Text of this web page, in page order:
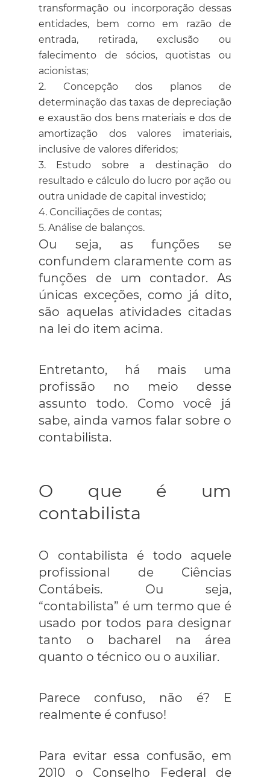
transformação ou incorporação dessas
entidades, bem como em razão de
entrada, retirada, exclusão ou
falecimento de sócios, quotistas ou
acionistas;
Concepção dos planos de
determinação das taxas de depreciação
e exaustão dos bens materiais e dos de
amortização dos valores imateriais,
inclusive de valores diferidos;
Estudo sobre a destinação do
resultado e cálculo do lucro por ação ou
outra unidade de capital investido;
Conciliações de contas;
Análise de balanços.
Ou seja, as funções se
confundem claramente com as
funções de um contador. As
únicas exceções, como já dito,
são aquelas atividades citadas
na lei do item acima.
Entretanto, há mais uma
profissão no meio desse
assunto todo. Como você já
sabe, ainda vamos falar sobre o
contabilista.
O que é um
contabilista
O contabilista é todo aquele
profissional de Ciências
Contábeis. Ou seja,
“contabilista” é um termo que é
usado por todos para designar
tanto o bacharel na área
quanto o técnico ou o auxiliar.
Parece confuso, não é? E
realmente é confuso!
Para evitar essa confusão, em
2010 o Conselho Federal de